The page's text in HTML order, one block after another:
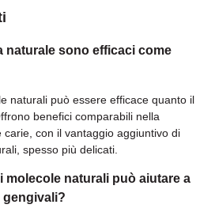
naturale sono efficaci come
naturali può essere efficace quanto il
benefici comparabili nella
carie, con il vantaggio aggiuntivo di
spesso più delicati.
molecole naturali può aiutare a